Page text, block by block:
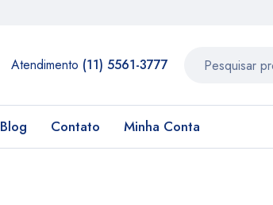
Atendimento (11) 5561-3777
Blog Contato Minha Conta